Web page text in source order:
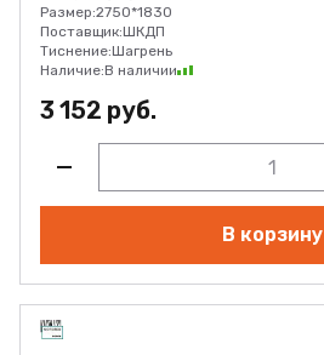
Размер:2750*1830
Поставщик:ШКДП
Тиснение:Шагрень
Наличие:В наличии
3 152 руб.
В корзину